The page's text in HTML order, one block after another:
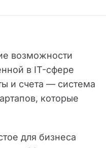
возможности
в IT-сфере
и счета — система
которые
для бизнеса